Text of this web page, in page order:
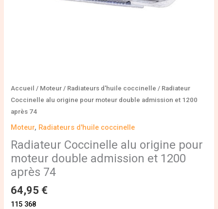
Accueil / Moteur / Radiateurs d'huile coccinelle / Radiateur
Coccinelle alu origine pour moteur double admission et 1200
après 74
Moteur, Radiateurs d'huile coccinelle
Radiateur Coccinelle alu origine pour
moteur double admission et 1200
après 74
64,95 €
115 368